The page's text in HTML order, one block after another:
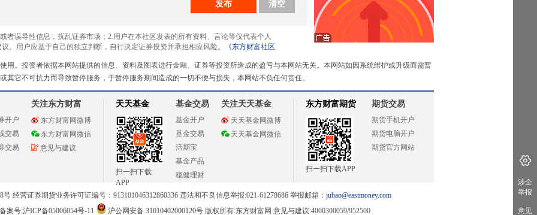
发布 清空
者误导性信息，扰乱证券市场；2.用户在本社区发表的所有资料、言论等仅代表个人
。用户应基于自己的独立判断，自行决定证券投资并承担相应风险。
《东方财富社区
用。投资者依据本网站提供的信息、资料及图表进行金融、证券等投资所造成的盈亏与本网站无关。本网站如因系统维护或升级而需暂
其它不可抗力而导致暂停服务，于暂停服务期间造成的一切不便与损失，本网站不负任何责任。
开户
交易
交易
关注东方财富
东方财富网微博
东方财富网微信
意见与建议
天天基金
扫一扫下载
APP
基金交易
基金开户
基金交易
活期宝
基金产品
稳健理财
关注天天基金
天天基金网微博
天天基金网微信
东方财富期货
扫一扫下载APP
期货交易
期货手机开户
期货电脑开户
期货官方网站
经营证券期货业务许可证编号：913101046312860336 违法和不良信息举报:021-61278686 举报邮箱： jubao@eastmoney.com
案号:沪ICP备05006054号-11
沪公网安备 31010402000120号版权所有:东方财富网 意见与建议:4000300059/952500
涉企
举报
意见